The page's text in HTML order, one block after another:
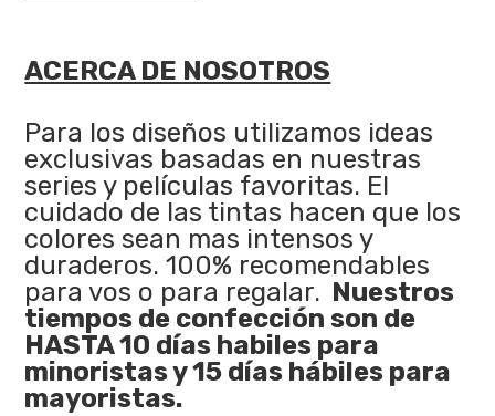
ACERCA DE NOSOTROS
Para los diseños utilizamos ideas
exclusivas basadas en nuestras
series y películas favoritas. El
cuidado de las tintas hacen que los
colores sean mas intensos y
duraderos. 100% recomendables
para vos o para regalar. Nuestros
tiempos de confección son de
HASTA 10 días habiles para
minoristas y 15 días hábiles para
mayoristas.